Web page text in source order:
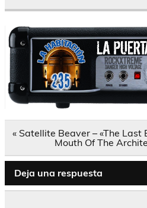
Navegación
« Satellite Beaver – «The Last
Mouth Of The
Deja una respuesta